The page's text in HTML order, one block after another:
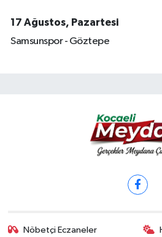
17 Ağustos, Pazartesi
Samsunspor - Göztepe
Nöbetçi Eczaneler